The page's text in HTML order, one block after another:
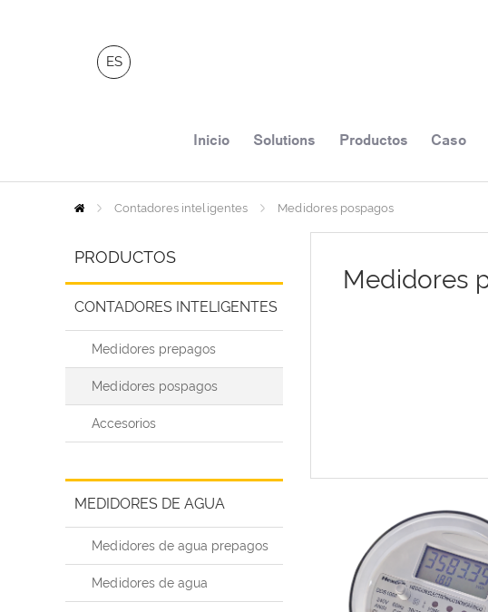
ES
Inicio Solutions Productos Caso
Inicio
Contadores inteligentes Medidores pospagos
PRODUCTOS
CONTADORES INTELIGENTES
Medidores prepagos
Medidores pospagos
Accesorios
MEDIDORES DE AGUA
Medidores de agua prepagos
Medidores de agua
Medidores